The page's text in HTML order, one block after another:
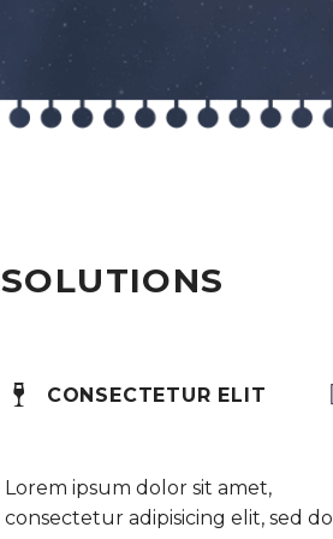
SOLUTIONS
CONSECTETUR ELIT
Lorem ipsum dolor sit amet,
consectetur adipisicing elit, sed do